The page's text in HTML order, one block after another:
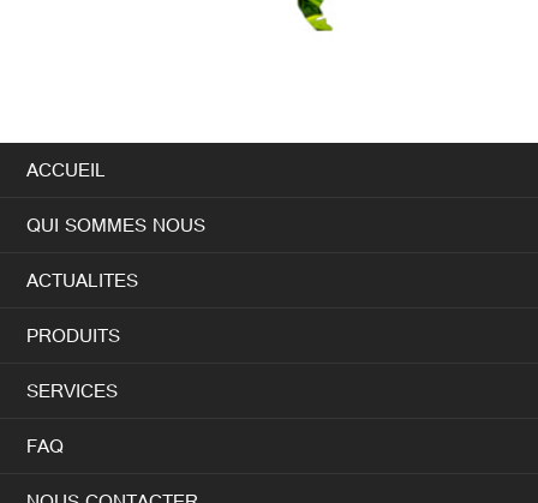
ACCUEIL
QUI SOMMES NOUS
ACTUALITES
PRODUITS
SERVICES
FAQ